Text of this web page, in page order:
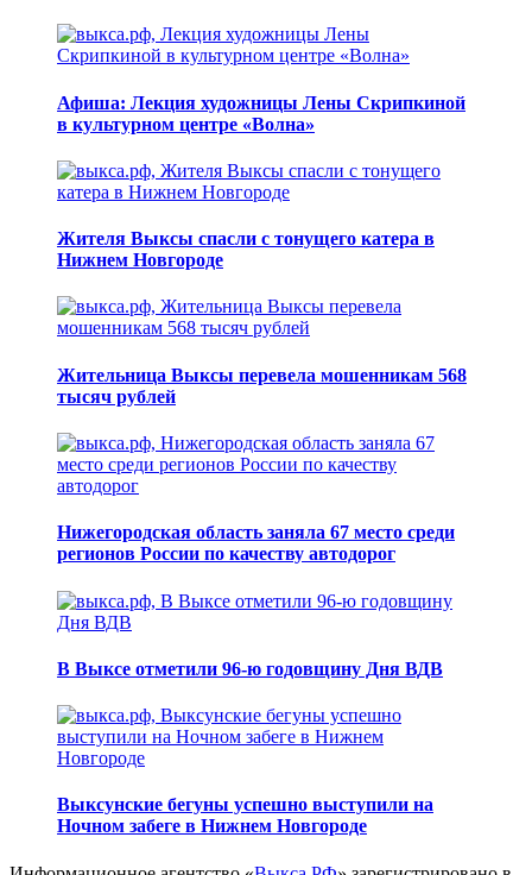
Афиша: Лекция художницы Лены Скрипкиной
в культурном центре «Волна»
Жителя Выксы спасли с тонущего катера в
Нижнем Новгороде
Жительница Выксы перевела мошенникам 568
тысяч рублей
Нижегородская область заняла 67 место среди
регионов России по качеству автодорог
В Выксе отметили 96-ю годовщину Дня ВДВ
Выксунские бегуны успешно выступили на
Ночном забеге в Нижнем Новгороде